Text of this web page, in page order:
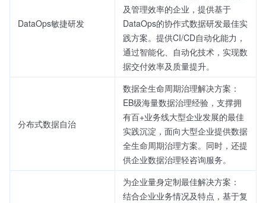
DataOps敏捷研发
及管理效率的企业，提供基于
DataOps的协作式数据研发最佳实
践方案。提供CI/CD自动化能力，
通过智能化、自动化技术，实现数
据交付效率及质量提升。
分布式数据自治
数据全生命周期治理解决方案：
EB级海量数据治理经验，支撑拥
有百+业务线大型企业发展的最佳
实践沉淀，面向大型企业提供数据
全生命周期治理方案。同时，还提
供企业数据治理轻咨询服务。
为企业量身定制最佳解决方案：
结合企业业务情况及特点，基于复